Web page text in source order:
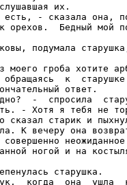
их.
- сказала она,
орехов.  Бедный мой
подумала
моего гроба хотите
обращаясь  к
ответ.
-  спросила
- Хотя я тебя не
сказал старик и
К вечеру она
ногой и на
старушка.
когда  она  ушла